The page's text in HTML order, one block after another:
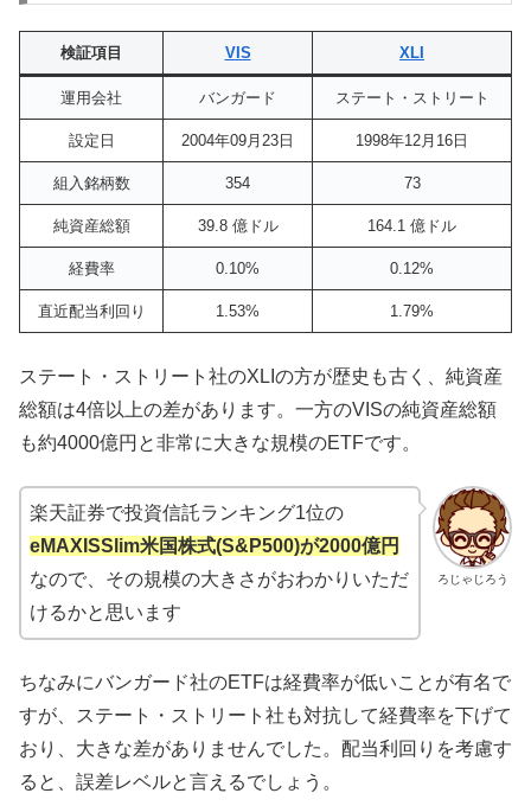
検証項目 VIS XLI
運用会社 バンガード ステート・ストリート
設定日 2004年09月23日 1998年12月16日
組入銘柄数 354 73
純資産総額 39.8 億ドル 164.1 億ドル
経費率 0.10% 0.12%
直近配当利回り 1.53% 1.79%
ステート・ストリート社のXLIの方が歴史も古く、純資産
総額は4倍以上の差があります。一方のVISの純資産総額
も約4000億円と非常に大きな規模のETFです。
ろじゃじろう
楽天証券で投資信託ランキング1位の
eMAXISSlim米国株式(S&P500)が2000億円
なので、その規模の大きさがおわかりいただ
けるかと思います
ちなみにバンガード社のETFは経費率が低いことが有名で
すが、ステート・ストリート社も対抗して経費率を下げて
おり、大きな差がありませんでした。配当利回りを考慮す
ると、誤差レベルと言えるでしょう。